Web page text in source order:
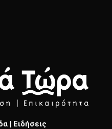
| Ειδήσεις